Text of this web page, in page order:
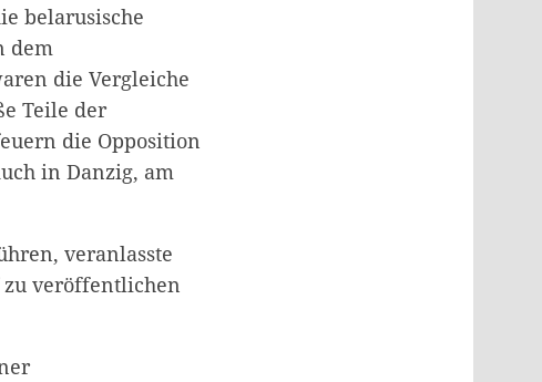
belarusische
dem
die Vergleiche
Teile der
die Opposition
in Danzig, am
veranlasste
veröffentlichen